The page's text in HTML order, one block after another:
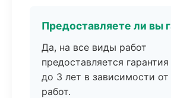
Предоставляете ли вы
Да, на все виды работ
предоставляется гарантия
до 3 лет в зависимости от
работ.